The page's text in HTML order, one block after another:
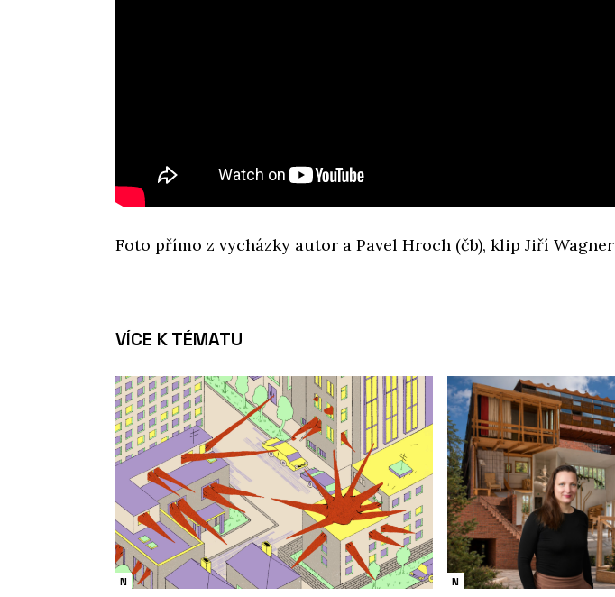
Foto přímo z vycházky autor a Pavel Hroch (čb), klip Jiří Wagner
VÍCE K TÉMATU
N N